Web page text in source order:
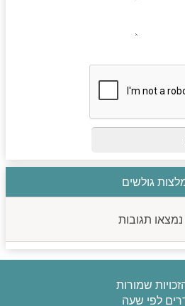
גולשים
תגובות
שמורות
לפי שעה